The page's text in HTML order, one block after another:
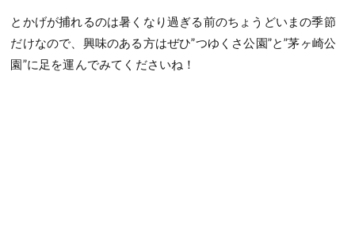
とかげが捕れるのは暑くなり過ぎる前のちょうどいまの季節
だけなので、興味のある方はぜひ”つゆくさ公園”と”茅ヶ崎公
園”に足を運んでみてくださいね！